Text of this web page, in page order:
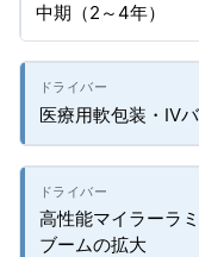
中期（2～4年）
医療用軟包装・IV
高性能マイラーラ
ブームの拡大